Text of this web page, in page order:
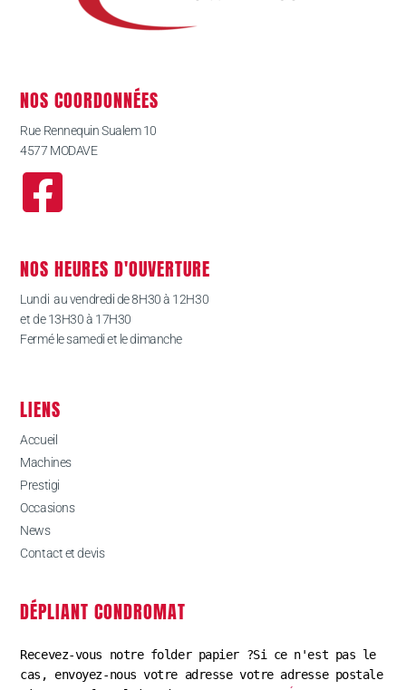
NOS COORDONNÉES
Rue Rennequin Sualem 10
4577 MODAVE
NOS HEURES D'OUVERTURE
Lundi au vendredi de 8H30 à 12H30
et de 13H30 à 17H30
Fermé le samedi et le dimanche
LIENS
Accueil
Machines
Prestigi
Occasions
News
Contact et devis
DÉPLIANT CONDROMAT
Recevez-vous notre folder papier ?Si ce n'est pas le
cas, envoyez-nous votre adresse votre adresse postale